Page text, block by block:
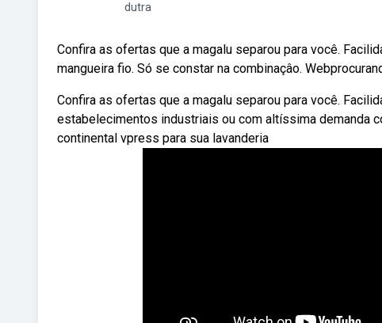
dutra
Confira as ofertas que a magalu separou para você.
mangueira fio. Só se constar na combinaçâo.
Confira as ofertas que a magalu separou para você.
estabelecimentos industriais ou com altíssima demanda
continental vpress para sua lavanderia